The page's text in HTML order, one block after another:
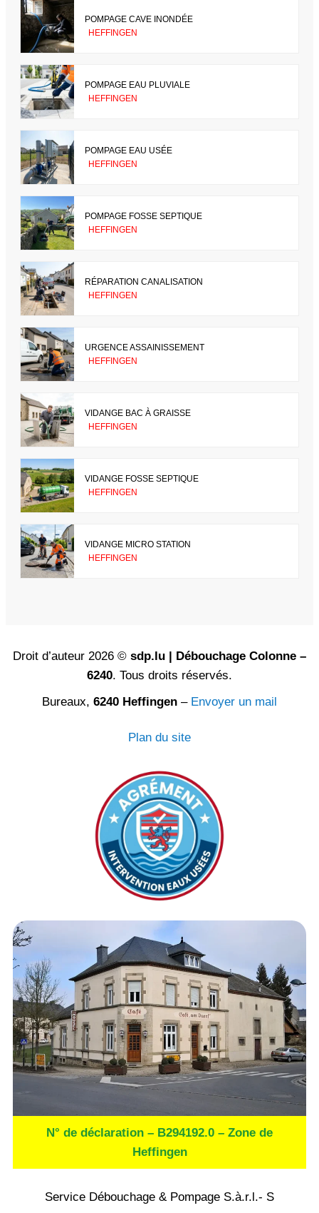
POMPAGE CAVE INONDÉE
HEFFINGEN
POMPAGE EAU PLUVIALE
HEFFINGEN
POMPAGE EAU USÉE
HEFFINGEN
POMPAGE FOSSE SEPTIQUE
HEFFINGEN
RÉPARATION CANALISATION
HEFFINGEN
URGENCE ASSAINISSEMENT
HEFFINGEN
VIDANGE BAC À GRAISSE
HEFFINGEN
VIDANGE FOSSE SEPTIQUE
HEFFINGEN
VIDANGE MICRO STATION
HEFFINGEN
Droit d’auteur 2026 © sdp.lu | Débouchage Colonne –
6240. Tous droits réservés.
Bureaux, 6240 Heffingen – Envoyer un mail
Plan du site
N° de déclaration – B294192.0 – Zone de
Heffingen
Service Débouchage & Pompage S.à.r.l.- S